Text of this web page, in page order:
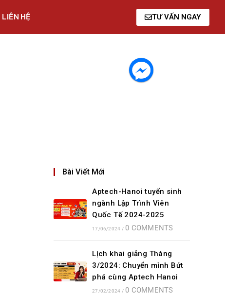
LIÊN HỆ TƯ VẤN NGAY
Bài Viết Mới
Aptech-Hanoi tuyển sinh
ngành Lập Trình Viên
Quốc Tế 2024-2025
17/06/2024 / 0 COMMENTS
Lịch khai giảng Tháng
3/2024: Chuyển mình Bứt
phá cùng Aptech Hanoi
27/02/2024 / 0 COMMENTS